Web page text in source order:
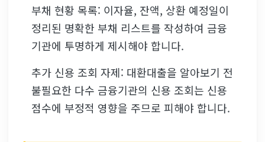
부채 현황 목록: 이자율, 잔액, 상환 예정일이
정리된 명확한 부채 리스트를 작성하여 금융
기관에 투명하게 제시해야 합니다.
추가 신용 조회 자제: 대환대출을 알아보기 전
불필요한 다수 금융기관의 신용 조회는 신용
점수에 부정적 영향을 주므로 피해야 합니다.